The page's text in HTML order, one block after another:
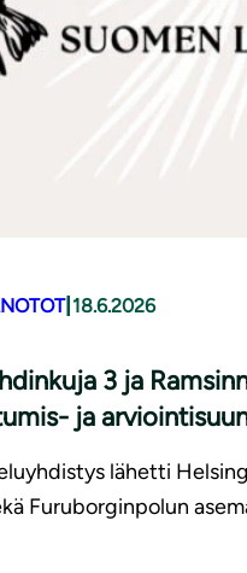
| 18.6.2026
3 ja
ja
lähetti
Furuborginpolun